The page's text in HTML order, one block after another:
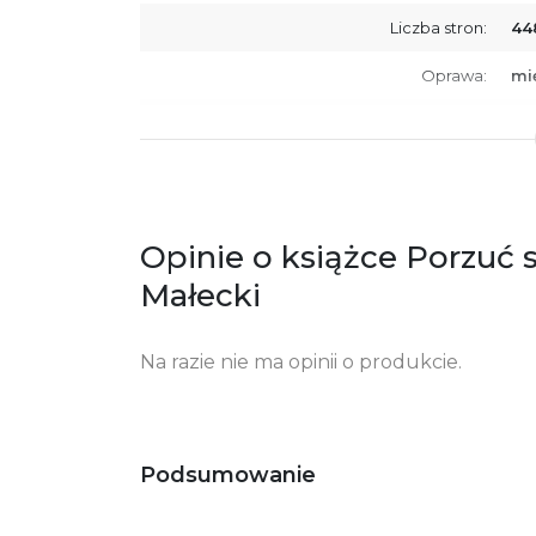
Liczba stron:
Oprawa:
Ostrzeżenia oraz informacje dotyczące
Opinie o książce Porzuć
Małecki
Na razie nie ma opinii o produkcie.
Podsumowanie